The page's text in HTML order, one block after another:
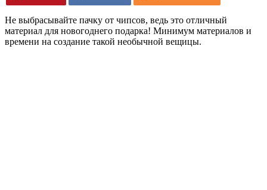
Не выбрасывайте пачку от чипсов, ведь это отличный
материал для новогоднего подарка! Минимум материалов и
времени на создание такой необычной вещицы.